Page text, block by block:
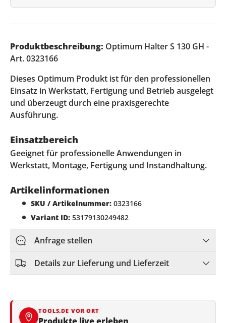
Produktbeschreibung: Optimum Halter S 130 GH -
Art. 0323166
Dieses Optimum Produkt ist für den professionellen
Einsatz in Werkstatt, Fertigung und Betrieb ausgelegt
und überzeugt durch eine praxisgerechte
Ausführung.
Einsatzbereich
Geeignet für professionelle Anwendungen in
Werkstatt, Montage, Fertigung und Instandhaltung.
Artikelinformationen
SKU / Artikelnummer: 0323166
Variant ID: 53179130249482
Anfrage stellen
Details zur Lieferung und Lieferzeit
TOOLS.DE VOR ORT